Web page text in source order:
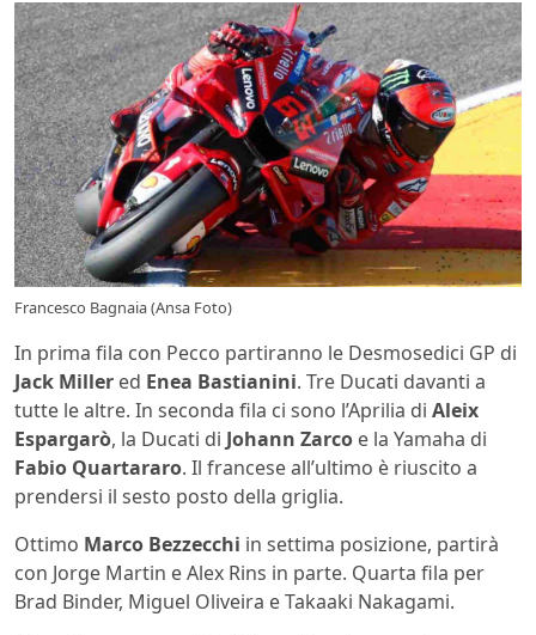
Francesco Bagnaia (Ansa Foto)
In prima fila con Pecco partiranno le Desmosedici GP di
Jack Miller ed Enea Bastianini. Tre Ducati davanti a
tutte le altre. In seconda fila ci sono l’Aprilia di Aleix
Espargarò, la Ducati di Johann Zarco e la Yamaha di
Fabio Quartararo. Il francese all’ultimo è riuscito a
prendersi il sesto posto della griglia.
Ottimo Marco Bezzecchi in settima posizione, partirà
con Jorge Martin e Alex Rins in parte. Quarta fila per
Brad Binder, Miguel Oliveira e Takaaki Nakagami.